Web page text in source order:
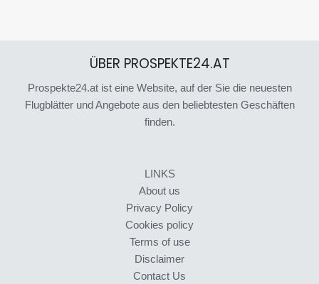
ÜBER PROSPEKTE24.AT
Prospekte24.at ist eine Website, auf der Sie die neuesten
Flugblätter und Angebote aus den beliebtesten Geschäften
finden.
LINKS
About us
Privacy Policy
Cookies policy
Terms of use
Disclaimer
Contact Us